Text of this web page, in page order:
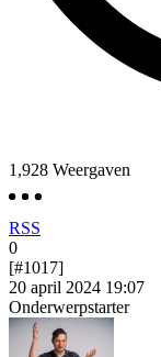
1,928 Weergaven
RSS
0
[#1017]
20 april 2024 19:07
Onderwerpstarter